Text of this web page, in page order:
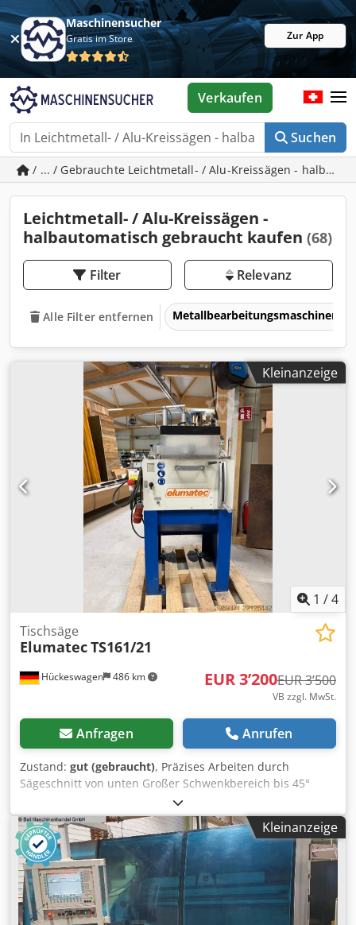
Maschinensucher
Gratis im Store Zur App
Suchen
Verkaufen
/ ... / Gebrauchte Leichtmetall- / Alu-Kreissägen -
Leichtmetall- / Alu-Kreissägen -
halbautomatisch gebraucht kaufen (68)
Filter Relevanz
Alle Filter entfernen Metallbearbeitungsmaschinen
Kleinanzeige
1 /4
Hückeswagen 486 km
Tischsäge
ElumatecTS161/21
EUR 3’200EUR 3’500
VB zzgl. MwSt.
Anfragen Anrufen
Zustand: gut (gebraucht), Präzises Arbeiten durch
Sägeschnitt von unten Großer Schwenkbereich bis 45°
nach links und bis 0° nach rechts Die besondere
Schwenkmechanik mit integriertem Rundtisch erlaubt bei
allen Winkeleinstellungen ein Arbeiten von vorn Ein nach
hinten verschiebbarer Werkstückanschlag ermöglicht eine
optimale Ausnutzung der Sägeblattkapazität bei breiten
und flachen Profilen Manueller Sägevorschub Serienmäßig
mit Sägeblatt und Untergestell Pneumatische
Materialspanneinrichtung (vertikal)
Kleinanzeige